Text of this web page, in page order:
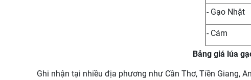
- Gạo Nhật
- Cám
Bảng giá lúa
Ghi nhận tại nhiều địa phương như Cần Thơ, Tiền Giang,